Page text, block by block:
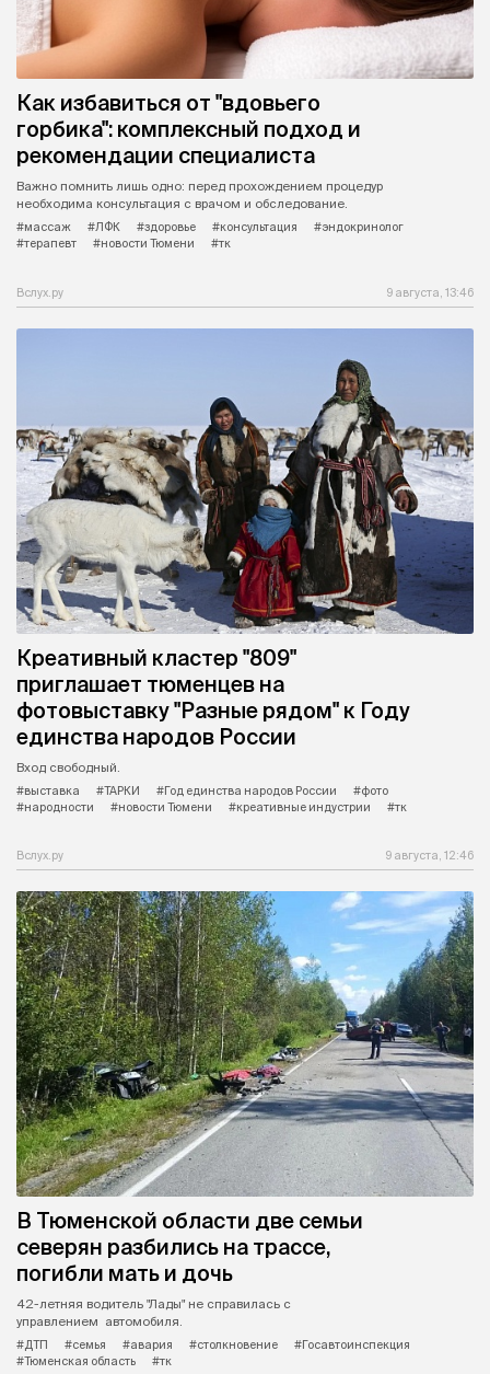
Как избавиться от "вдовьего
горбика": комплексный подход и
рекомендации специалиста
Важно помнить лишь одно: перед прохождением процедур
необходима консультация с врачом и обследование.
#массаж
#ЛФК #здоровье #консультация
#эндокринолог
#терапевт
#новости Тюмени #тк
Вслух.ру 9 августа, 13:46
Креативный кластер "809"
приглашает тюменцев на
фотовыставку "Разные рядом" к Году
единства народов России
Вход свободный.
#выставка
#ТАРКИ #Год единства народов России
#фото
#народности
#новости Тюмени #креативные индустрии #тк
Вслух.ру 9 августа, 12:46
В Тюменской области две семьи
северян разбились на трассе,
погибли мать и дочь
42-летняя водитель "Лады" не справилась с
управлением автомобиля.
#ДТП
#семья #авария #столкновение
#Госавтоинспекция
#Тюменская область
#тк